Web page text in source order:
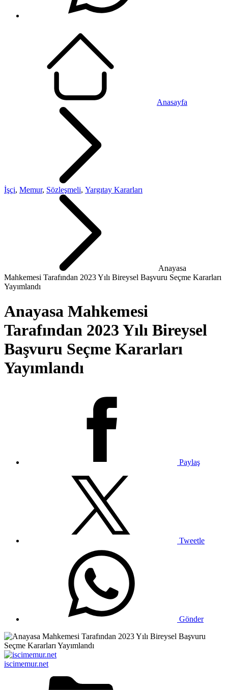
Anasayfa
İşçi, Memur, Sözleşmeli, Yargıtay Kararları
Anayasa
Mahkemesi Tarafından 2023 Yılı Bireysel Başvuru Seçme Kararları
Yayımlandı
Anayasa Mahkemesi
Tarafından 2023 Yılı Bireysel
Başvuru Seçme Kararları
Yayımlandı
Paylaş
Tweetle
Gönder
iscimemur.net